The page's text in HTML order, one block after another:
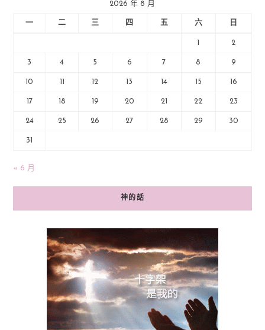
2026 年 8 月
一 二 三 四 五 六 日
1 2
3 4 5 6 7 8 9
10 11 12 13 14 15 16
17 18 19 20 21 22 23
24 25 26 27 28 29 30
31
« 6 月
神的話